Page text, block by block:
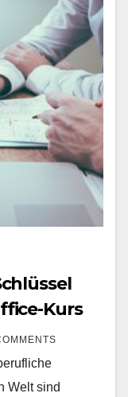
Kurs
Welt sind